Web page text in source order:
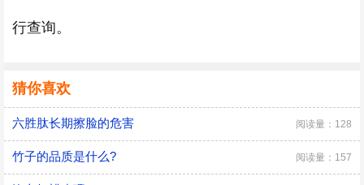
行查询。
猜你喜欢
六胜肽长期擦脸的危害 阅读量：128
竹子的品质是什么? 阅读量：157